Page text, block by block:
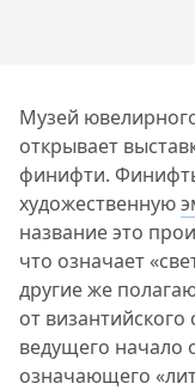
Музей
открывает
финифти.
художественную
название это
что означает
другие же
от
ведущего начало
означающего